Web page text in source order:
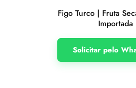
Figo Turco | Fruta
Importada
Solicitar pelo